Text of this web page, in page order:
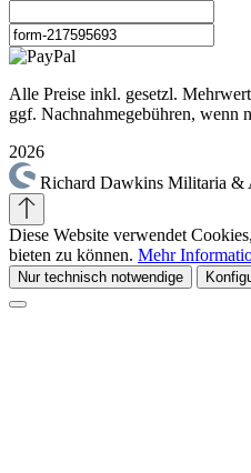
Alle Preise inkl. gesetzl.
ggf. Nachnahmegebühren, wenn
2026
Richard Dawkins Militaria &
Diese Website verwendet
bieten zu können. Mehr
Nur technisch notwendige